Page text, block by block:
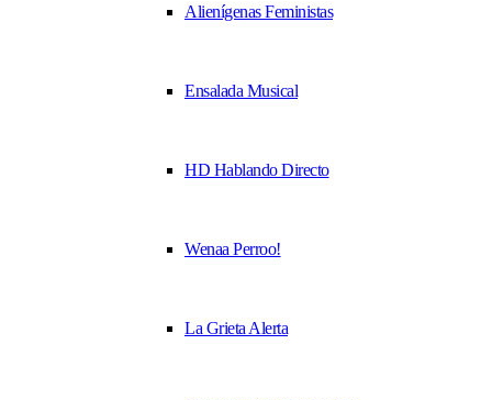
Alienígenas Feministas
Ensalada Musical
HD Hablando Directo
Wenaa Perroo!
La Grieta Alerta